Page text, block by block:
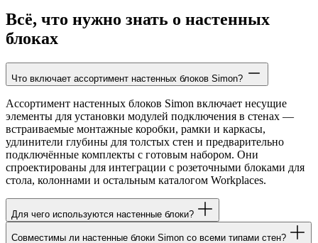
Всё, что нужно знать о настенных
блоках
Что включает ассортимент настенных блоков Simon?
Ассортимент настенных блоков Simon включает несущие
элементы для установки модулей подключения в стенах —
встраиваемые монтажные коробки, рамки и каркасы,
удлинители глубины для толстых стен и предварительно
подключённые комплекты с готовым набором. Они
спроектированы для интеграции с розеточными блоками для
стола, колоннами и остальным каталогом Workplaces.
Для чего используются настенные блоки?
Совместимы ли настенные блоки Simon со всеми типами стен?